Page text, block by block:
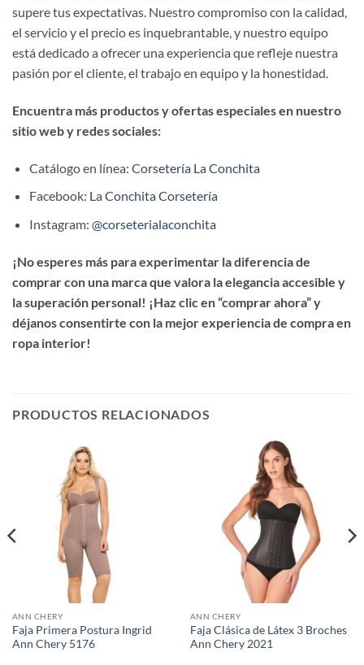
supere tus expectativas. Nuestro compromiso con la calidad,
el servicio y el precio es inquebrantable, y nuestro equipo
está dedicado a ofrecer una experiencia que refleje nuestra
pasión por el cliente, el trabajo en equipo y la honestidad.
Encuentra más productos y ofertas especiales en nuestro
sitio web y redes sociales:
Catálogo en línea: Corsetería La Conchita
Facebook: La Conchita Corsetería
Instagram: @corseterialaconchita
¡No esperes más para experimentar la diferencia de
comprar con una marca que valora la elegancia accesible y
la superación personal! ¡Haz clic en “comprar ahora” y
déjanos consentirte con la mejor experiencia de compra en
ropa interior!
PRODUCTOS RELACIONADOS
ANN CHERY
Faja Primera Postura Ingrid
Ann Chery 5176
ANN CHERY
Faja Clásica de Látex 3 Broches
Ann Chery 2021